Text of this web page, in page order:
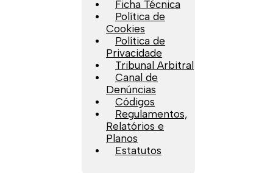
Ficha Técnica
Política de
Cookies
Política de
Privacidade
Tribunal Arbitral
Canal de
Denúncias
Códigos
Regulamentos,
Relatórios e
Planos
Estatutos